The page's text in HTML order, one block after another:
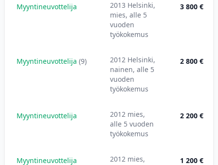
Myyntineuvottelija
2013 Helsinki,
mies, alle 5
vuoden
työkokemus
3 800 €
Myyntineuvottelija (9)
2012 Helsinki,
nainen, alle 5
vuoden
työkokemus
2 800 €
Myyntineuvottelija
2012 mies,
alle 5 vuoden
työkokemus
2 200 €
Myyntineuvottelija
2012 mies,
1 200 €